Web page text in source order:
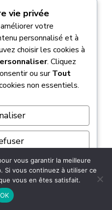
d’usure fragiles
unchoix très
cherchent à garder
sans ennuis majeurs,
hybride est garanti 5
modèles produits
notamment
freinage
par des mises à jour
si vous optez pour un
rendez-vous
vie privée
votre
personnalisé et à
choisir les cookies à
. Cliquez
ou surTout
non essentiels.
vous garantir la meilleure
Si vous continuez à utiliser ce
vous en êtes satisfait.
OK